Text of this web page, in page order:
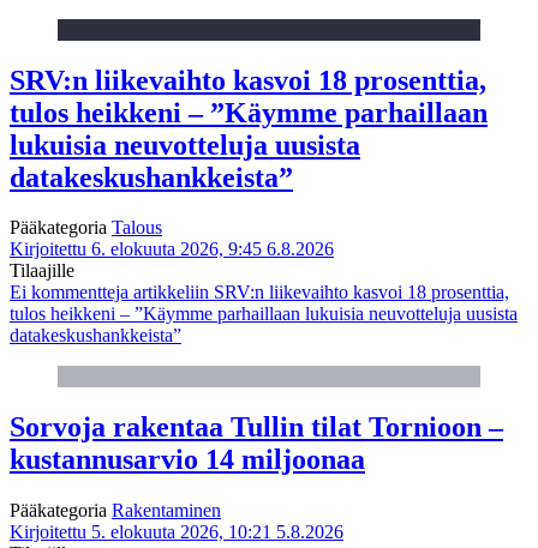
SRV:n liikevaihto kasvoi 18 prosenttia,
tulos heikkeni – ”Käymme parhaillaan
lukuisia neuvotteluja uusista
datakeskushankkeista”
Pääkategoria Talous
Kirjoitettu 6. elokuuta 2026, 9:45 6.8.2026
Tilaajille
Ei kommentteja artikkeliin SRV:n liikevaihto kasvoi 18 prosenttia,
tulos heikkeni – ”Käymme parhaillaan lukuisia neuvotteluja uusista
datakeskushankkeista”
Sorvoja rakentaa Tullin tilat Tornioon –
kustannusarvio 14 miljoonaa
Pääkategoria Rakentaminen
Kirjoitettu 5. elokuuta 2026, 10:21 5.8.2026